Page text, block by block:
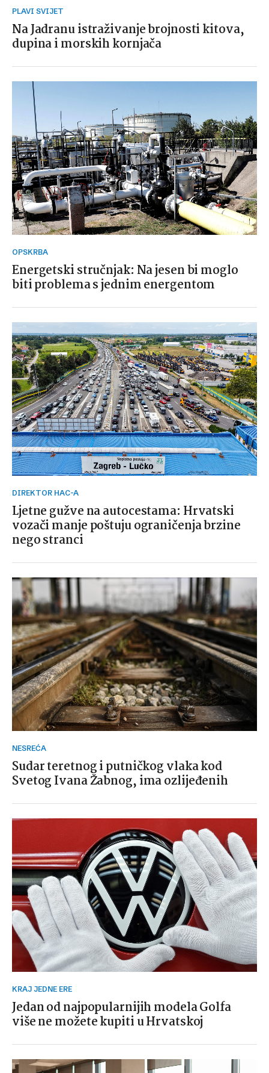
PLAVI SVIJET
Na Jadranu istraživanje brojnosti kitova,
dupina i morskih kornjača
OPSKRBA
Energetski stručnjak: Na jesen bi moglo
biti problema s jednim energentom
DIREKTOR HAC-A
Ljetne gužve na autocestama: Hrvatski
vozači manje poštuju ograničenja brzine
nego stranci
NESREĆA
Sudar teretnog i putničkog vlaka kod
Svetog Ivana Žabnog, ima ozlijeđenih
KRAJ JEDNE ERE
Jedan od najpopularnijih modela Golfa
više ne možete kupiti u Hrvatskoj